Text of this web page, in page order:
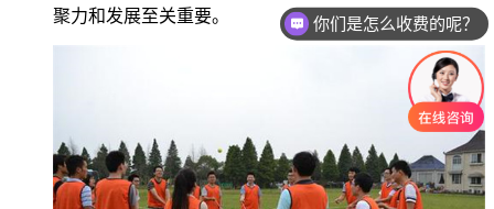
聚力和发展至关重要。
你们是怎么收费的呢？